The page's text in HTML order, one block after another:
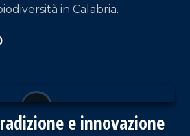
in Calabria.
e innovazione